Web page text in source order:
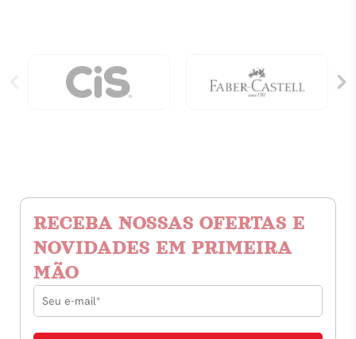
RECEBA NOSSAS OFERTAS E
NOVIDADES EM PRIMEIRA
MÃO